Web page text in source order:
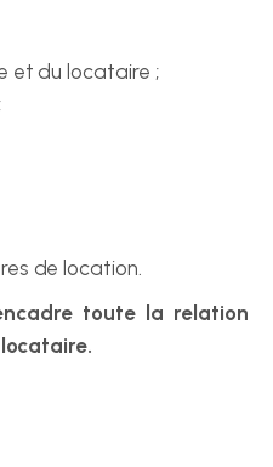
et du locataire ;
de location.
toute la relation